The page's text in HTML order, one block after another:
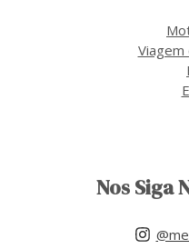
Viagem
Nos Siga